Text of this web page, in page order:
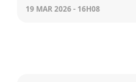
19 MAR 2026 - 16H08